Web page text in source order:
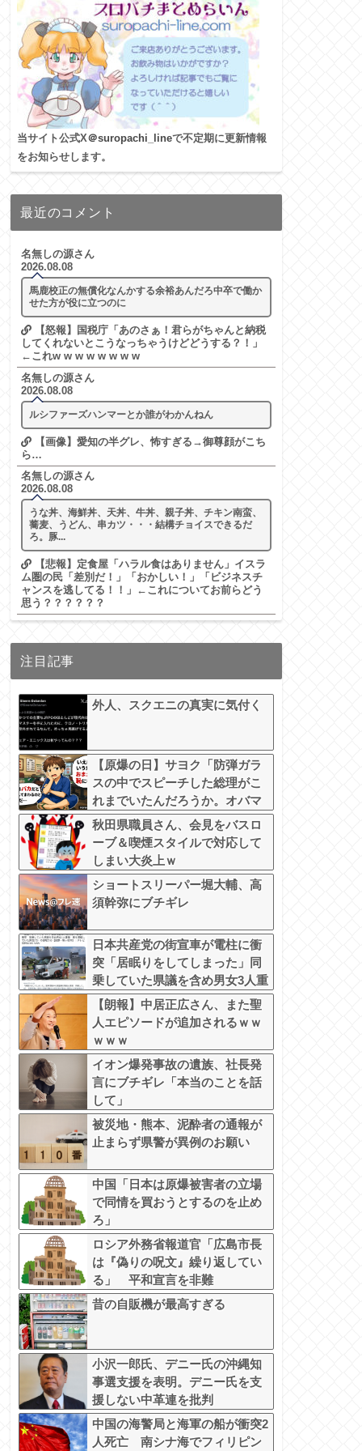
当サイト公式X＠suropachi_lineで不定期に更新情報
をお知らせします。
最近のコメント
名無しの源さん
2026.08.08
馬鹿校正の無償化なんかする余裕あんだろ中卒で働か
せた方が役に立つのに
【怒報】国税庁「あのさぁ！君らがちゃんと納税
してくれないとこうなっちゃうけどどうする？！」
←これw w w w w w w w
名無しの源さん
2026.08.08
ルシファーズハンマーとか誰がわかんねん
【画像】愛知の半グレ、怖すぎる→御尊顔がこち
ら…
名無しの源さん
2026.08.08
うな丼、海鮮丼、天丼、牛丼、親子丼、チキン南蛮、
蕎麦、うどん、串カツ・・・結構チョイスできるだ
ろ。豚...
【悲報】定食屋「ハラル食はありません」イスラ
ム圏の民「差別だ！」「おかしい！」「ビジネスチ
ャンスを逃してる！！」←これについてお前らどう
思う？？？？？？
注目記事
外人、スクエニの真実に気付く
【原爆の日】サヨク「防弾ガラ
スの中でスピーチした総理がこ
れまでいたんだろうか。オバマ
大統領でさえ、防弾ガラスなん
てなかった！」→石破茂＆オバ
マ大統領も使ってました
秋田県職員さん、会見をバスロ
ーブ＆喫煙スタイルで対応して
しまい大炎上ｗ
ショートスリーパー堀大輔、高
須幹弥にブチギレ
日本共産党の街宣車が電柱に衝
突「居眠りをしてしまった」同
乗していた県議を含め男女3人重
傷【朗報】中居正広さん、また聖
人エピソードが追加されるｗｗ
ｗｗｗ
イオン爆発事故の遺族、社長発
言にブチギレ「本当のことを話
して」
被災地・熊本、泥酔者の通報が
止まらず県警が異例のお願い
中国「日本は原爆被害者の立場
で同情を買おうとするのを止め
ろ」
ロシア外務省報道官「広島市長
は『偽りの呪文』繰り返してい
る」 平和宣言を非難
昔の自販機が最高すぎる
小沢一郎氏、デニー氏の沖縄知
事選支援を表明。デニー氏を支
援しない中革連を批判
中国の海警局と海軍の船が衝突2
人死亡 南シナ海でフィリピン